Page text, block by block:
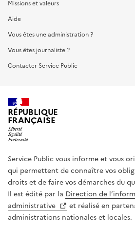
Missions et valeurs
Aide
Vous êtes une administration ?
Vous êtes journaliste ?
Contacter Service Public
RÉPUBLIQUE
FRANÇAISE
Service Public vous informe et vous
qui permettent de connaître vos
droits et de faire vos démarches du
Il est édité par la Direction de
administrative
et réalisé en
administrations nationales et locales.